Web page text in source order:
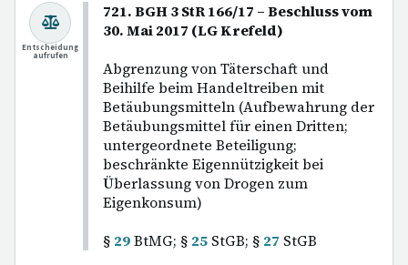
721. BGH 3 StR 166/17 – Beschluss vom
30. Mai 2017 (LG Krefeld)
Abgrenzung von Täterschaft und
Beihilfe beim Handeltreiben mit
Betäubungsmitteln (Aufbewahrung der
Betäubungsmittel für einen Dritten;
untergeordnete Beteiligung;
beschränkte Eigennützigkeit bei
Überlassung von Drogen zum
Eigenkonsum)
§ 29BtMG; § 25 StGB; § 27 StGB
Entscheidung
aufrufen